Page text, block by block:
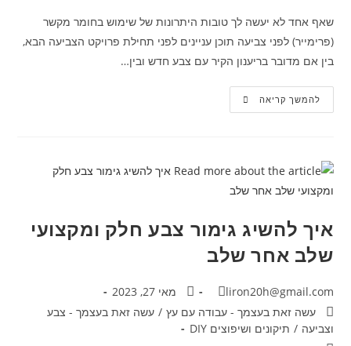
שאף אחד לא יעשה לך טובות היתרונות של שימוש בחומר מקשר
(פרימייר) לפני צביעה תוכן עניינים לפני תחילת פרויקט הצביעה הבא,
בין אם מדובר בריענון הקיר עם צבע חדש ובין…
להמשך קריאה
איך להשיג גימור צבע חלק ומקצועי
שלב אחר שלב
liron20h@gmail.com
מאי 27, 2023
עשה זאת בעצמך - עבודה עם עץ / עשה זאת בעצמך - צבע
וצביעה / תיקונים ושיפוצים DIY